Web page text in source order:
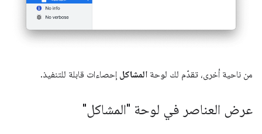
من ناحية أخرى، تقدّم لك لوحة المشاكل إحصاءات قابلة للتنفيذ.
عرض العناصر في لوحة "المشاكل"